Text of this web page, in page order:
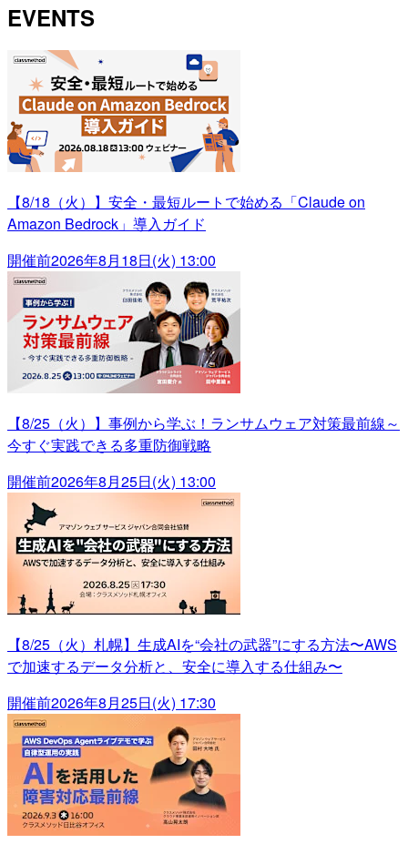
EVENTS
【8/18（火）】安全・最短ルートで始める「Claude on
Amazon Bedrock」導入ガイド
開催前2026年8月18日(火) 13:00
【8/25（火）】事例から学ぶ！ランサムウェア対策最前線～
今すぐ実践できる多重防御戦略
開催前2026年8月25日(火) 13:00
【8/25（火）札幌】生成AIを“会社の武器”にする方法〜AWS
で加速するデータ分析と、安全に導入する仕組み〜
開催前2026年8月25日(火) 17:30